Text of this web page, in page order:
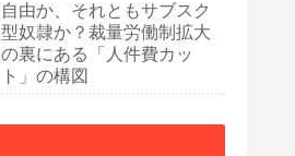
自由か、それともサブスク
型奴隷か？裁量労働制拡大
の裏にある「人件費カッ
ト」の構図